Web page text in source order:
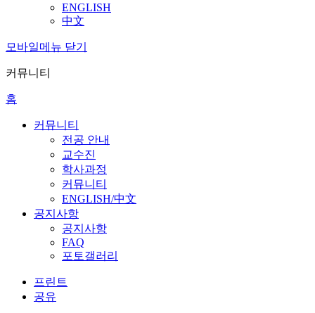
ENGLISH
中文
모바일메뉴 닫기
커뮤니티
홈
커뮤니티
전공 안내
교수진
학사과정
커뮤니티
ENGLISH/中文
공지사항
공지사항
FAQ
포토갤러리
프린트
공유